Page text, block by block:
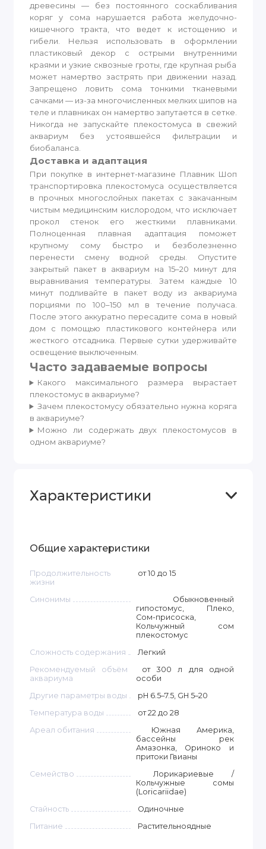
древесины — без постоянного соскабливания
коряг у сома нарушается работа желудочно-
кишечного тракта, что ведет к истощению и
гибели. Нельзя использовать в оформлении
пластиковый декор с острыми внутренними
краями и узкие сквозные гроты, где крупная рыба
может намертво застрять при движении назад.
Запрещено ловить сома тонкими тканевыми
сачками — из-за многочисленных мелких шипов на
теле и плавниках он намертво запутается в сетке.
Никогда не запускайте плекостомуса в свежий
аквариум без устоявшейся фильтрации и
биобаланса.
Доставка и адаптация
При покупке в интернет-магазине Плавник Шоп
транспортировка плекостомуса осуществляется
в прочных многослойных пакетах с закачанным
чистым медицинским кислородом, что исключает
прокол стенок его жесткими плавниками.
Полноценная плавная адаптация поможет
крупному сому быстро и безболезненно
перенести смену водной среды. Опустите
закрытый пакет в аквариум на 15–20 минут для
выравнивания температуры. Затем каждые 10
минут подливайте в пакет воду из аквариума
порциями по 100–150 мл в течение получаса.
После этого аккуратно пересадите сома в новый
дом с помощью пластикового контейнера или
жесткого отсадника. Первые сутки удерживайте
освещение выключенным.
Часто задаваемые вопросы
Какого максимального размера вырастает
плекостомус в аквариуме?
Зачем плекостомусу обязательно нужна коряга
в аквариуме?
Можно ли содержать двух плекостомусов в
одном аквариуме?
Характеристики
Общие характеристики
Продолжительность
жизни
от 10 до 15
Синонимы
Обыкновенный
гипостомус, Плеко,
Сом-присоска,
Кольчужный сом
плекостомус
Сложность содержания
Легкий
Рекомендуемый объём
аквариума
от 300 л для одной
особи
Другие параметры воды
pH 6.5–7.5, GH 5–20
Температура воды
от 22 до 28
Ареал обитания
Южная Америка,
бассейны рек
Амазонка, Ориноко и
притоки Гвианы
Семейство
Лорикариевые /
Кольчужные сомы
(Loricariidae)
Стайность
Одиночные
Питание
Растительноядные